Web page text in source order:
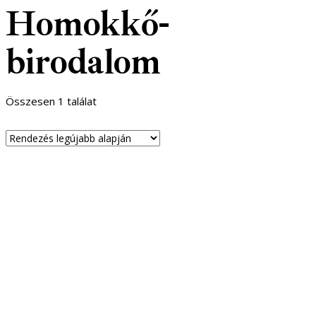
Homokkő-
birodalom
Összesen 1 találat